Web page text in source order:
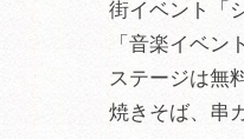
街イベント「
「音楽イベ
ステージは無
焼きそば、串